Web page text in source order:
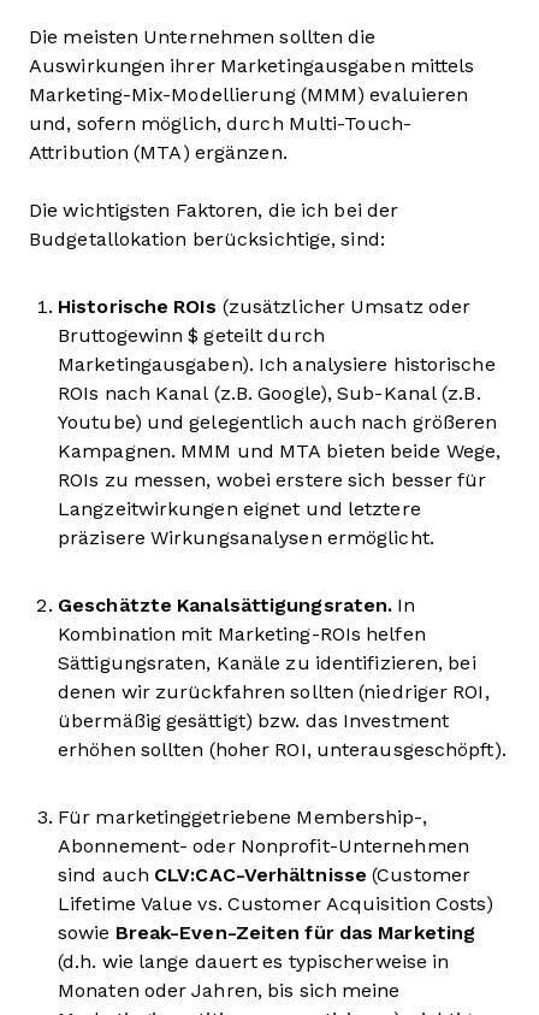
Die meisten Unternehmen sollten die
Auswirkungen ihrer Marketingausgaben mittels
Marketing-Mix-Modellierung (MMM) evaluieren
und, sofern möglich, durch Multi-Touch-
Attribution (MTA) ergänzen.
Die wichtigsten Faktoren, die ich bei der
Budgetallokation berücksichtige, sind:
Historische ROIs (zusätzlicher Umsatz oder
Bruttogewinn $ geteilt durch
Marketingausgaben). Ich analysiere historische
ROIs nach Kanal (z.B. Google), Sub-Kanal (z.B.
Youtube) und gelegentlich auch nach größeren
Kampagnen. MMM und MTA bieten beide Wege,
ROIs zu messen, wobei erstere sich besser für
Langzeitwirkungen eignet und letztere
präzisere Wirkungsanalysen ermöglicht.
Geschätzte Kanalsättigungsraten. In
Kombination mit Marketing-ROIs helfen
Sättigungsraten, Kanäle zu identifizieren, bei
denen wir zurückfahren sollten (niedriger ROI,
übermäßig gesättigt) bzw. das Investment
erhöhen sollten (hoher ROI, unterausgeschöpft).
Für marketinggetriebene Membership-,
Abonnement- oder Nonprofit-Unternehmen
sind auch CLV:CAC-Verhältnisse (Customer
Lifetime Value vs. Customer Acquisition Costs)
sowie Break-Even-Zeiten für das Marketing
(d.h. wie lange dauert es typischerweise in
Monaten oder Jahren, bis sich meine